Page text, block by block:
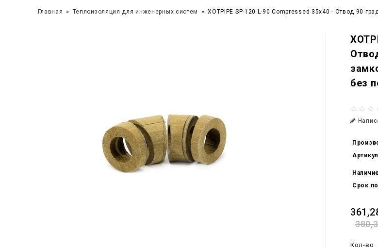
Главная Теплоизоляция для инженерных систем XOTPIPE SP-120 L-90 Compressed 35x40 - Отвод 90
без
Артикул
Наличие
Срок
Кол-во